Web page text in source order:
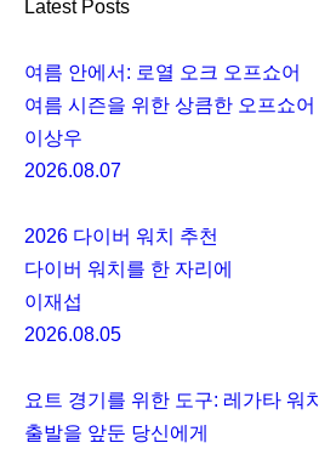
Latest Posts
여름 안에서: 로열 오크 오프쇼어
여름 시즌을 위한 상큼한 오프쇼어
이상우
2026.08.07
2026 다이버 워치 추천
다이버 워치를 한 자리에
이재섭
2026.08.05
요트 경기를 위한 도구: 레가타 워치
출발을 앞둔 당신에게